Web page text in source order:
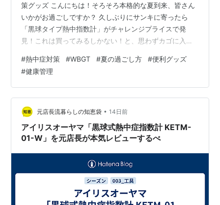
策グッズ こんにちは！そろそろ本格的な夏到来、皆さん
いかがお過ごしですか？ 久しぶりにサンキに寄ったら
「黒球タイプ熱中指数計」がチャレンジプライスで発
見！これは買ってみるしかない！と、思わずカゴに入れ
度・湿度計はあるんですが、WBGTはどうなのか？まず
は基本をGeminiに聞いてみました。 WBGTって何？「気
温」だけじゃない熱中症のサイン 熱中症予防の指標とし
てよく耳にする「暑さ指数（WBGT：Wet Bulb Globe
Temperature）」。これ、実は単なる「気温」とは違う
んです。…
#熱中症対策 #WBGT #夏の過ごし方 #便利グッズ
#健康管理
元店長流暮らしの知恵袋 • 14日前
アイリスオーヤマ「黒球式熱中症指数計 KETM-
01-W」を元店長が本気レビューするべ